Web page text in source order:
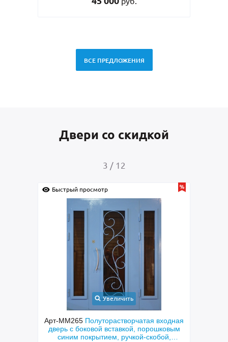
ВСЕ ПРЕДЛОЖЕНИЯ
Двери со скидкой
3 / 12
Быстрый просмотр
Увеличить
Арт-ММ265 Полуторастворчатая входная
дверь с боковой вставкой, порошковым
синим покрытием, ручкой-скобой,